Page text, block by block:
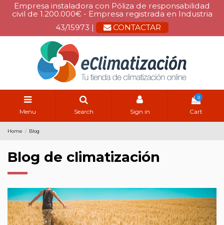
Empresa instaladora con Póliza de responsabilidad
civil de 1.200.000€ - Empresa registrada en Industria
43/15973 |
CONTACTAR
Menu Search Sign in
0
Cart
Home Blog
Blog de climatización